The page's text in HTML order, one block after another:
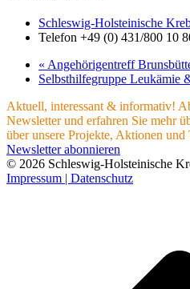
Schleswig-Holsteinische
Telefon +49 (0) 431/800 10
« Angehörigentreff
Selbsthilfegruppe Leukämie
Aktuell, interessant & informativ!
Newsletter und erfahren Sie mehr
über unsere Projekte, Aktionen und
Newsletter abonnieren
© 2026 Schleswig-Holsteinische
Impressum | Datenschutz